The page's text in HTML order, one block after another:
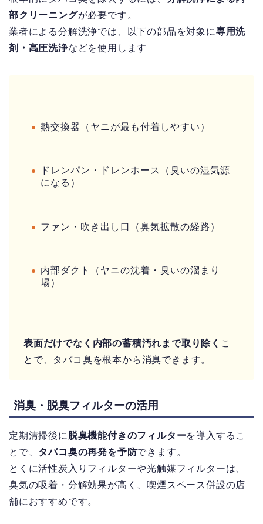
部クリーニングが必要です。
業者による分解洗浄では、以下の部品を対象に専用洗
剤・高圧洗浄などを使用します
熱交換器（ヤニが最も付着しやすい）
ドレンパン・ドレンホース（臭いの湿気源
になる）
ファン・吹き出し口（臭気拡散の経路）
内部ダクト（ヤニの沈着・臭いの溜まり
場）
表面だけでなく内部の蓄積汚れまで取り除く こ
とで、タバコ臭を根本から消臭できます。
消臭・脱臭フィルターの活用
定期清掃後に 脱臭機能付きのフィルターを導入するこ
とで、 タバコ臭の再発を予防できます。
とくに活性炭入りフィルターや光触媒フィルターは、
臭気の吸着・分解効果が高く、喫煙スペース併設の店
舗におすすめです。